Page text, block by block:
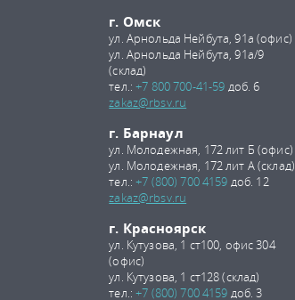
г. Омск
ул. Арнольда Нейбута, 91а (офис)
ул. Арнольда Нейбута, 91а/9
(склад)
тел.:+7 800 700-41-59 доб. 6
zakaz@rbsv.ru
г. Барнаул
ул. Молодежная, 172 лит Б (офис)
ул. Молодежная, 172 лит А (склад)
тел.:+7 (800) 700 4159 доб. 12
zakaz@rbsv.ru
г. Красноярск
ул. Кутузова, 1 ст100, офис 304
(офис)
ул. Кутузова, 1 ст128 (склад)
тел.:+7 (800) 700 4159 доб. 3